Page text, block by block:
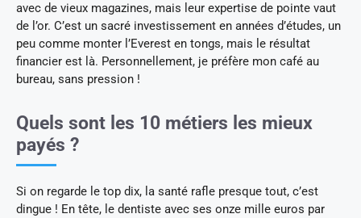
avec de vieux magazines, mais leur expertise de pointe vaut
de l’or. C’est un sacré investissement en années d’études, un
peu comme monter l’Everest en tongs, mais le résultat
financier est là. Personnellement, je préfère mon café au
bureau, sans pression !
Quels sont les 10 métiers les mieux
payés ?
Si on regarde le top dix, la santé rafle presque tout, c’est
dingue ! En tête, le dentiste avec ses onze mille euros par